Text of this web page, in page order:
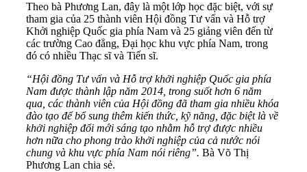
Theo bà Phương Lan, đây là một lớp học đặc biệt, với sự
tham gia của 25 thành viên Hội đồng Tư vấn và Hỗ trợ
Khởi nghiệp Quốc gia phía Nam và 25 giảng viên đến từ
các trường Cao đẳng, Đại học khu vực phía Nam, trong
đó có nhiều Thạc sĩ và Tiến sĩ.
“Hội đồng Tư vấn và Hỗ trợ khởi nghiệp Quốc gia phía
Nam được thành lập năm 2014, trong suốt hơn 6 năm
qua, các thành viên của Hội đồng đã tham gia nhiều khóa
đào tạo để bổ sung thêm kiến thức, kỹ năng, đặc biệt là về
khởi nghiệp đổi mới sáng tạo nhằm hỗ trợ được nhiều
hơn nữa cho phong trào khởi nghiệp của cả nước nói
chung và khu vực phía Nam nói riêng”. Bà Võ Thị
Phương Lan chia sẻ.